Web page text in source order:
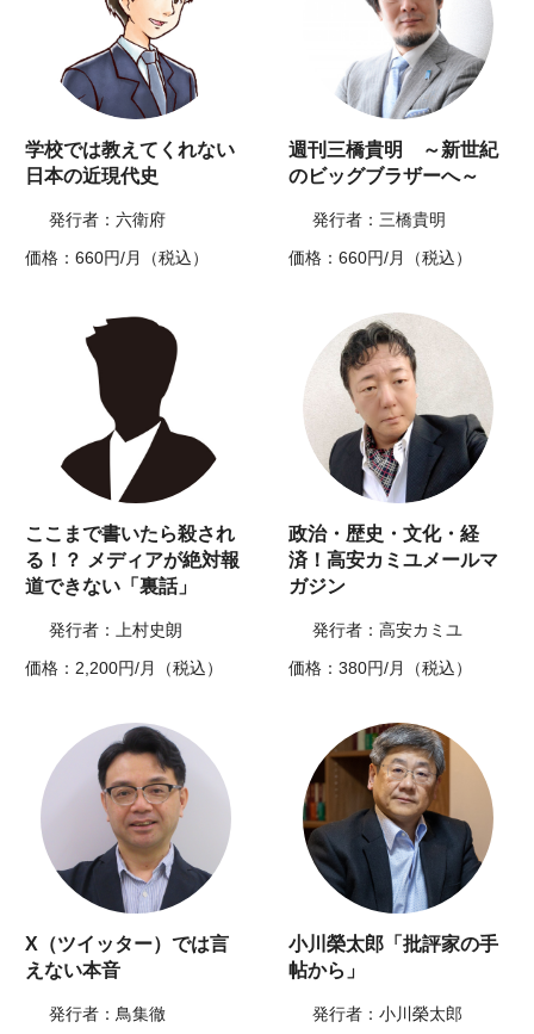
学校では教えてくれない
日本の近現代史
発行者：六衛府
価格：660円/月（税込）
週刊三橋貴明 ～新世紀
のビッグブラザーへ～
発行者：三橋貴明
価格：660円/月（税込）
ここまで書いたら殺され
る！？ メディアが絶対報
道できない「裏話」
発行者：上村史朗
価格：2,200円/月（税込）
政治・歴史・文化・経
済！高安カミユメールマ
ガジン
発行者：高安カミユ
価格：380円/月（税込）
X（ツイッター）では言
えない本音
発行者：鳥集徹
小川榮太郎「批評家の手
帖から」
発行者：小川榮太郎